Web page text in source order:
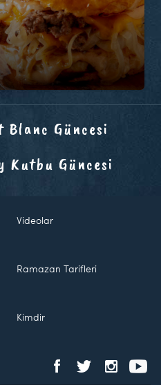
Blanc Güncesi
Kutbu Güncesi
Videolar
Ramazan Tarifleri
Kimdir